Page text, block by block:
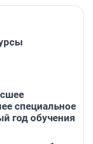
специальное
год обучения